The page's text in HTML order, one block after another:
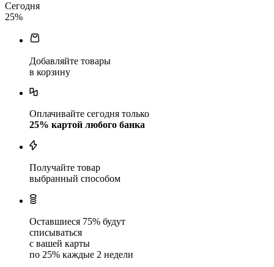
Сегодня
25%
Добавляйте товары
в корзину
Оплачивайте сегодня только
25% картой любого банка
Получайте товар
выбранный способом
Оставшиеся 75% будут
списываться
с вашей карты
по 25% каждые 2 недели